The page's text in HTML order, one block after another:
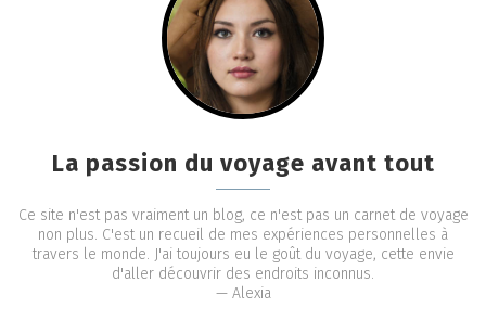
La passion du voyage avant tout
Ce site n'est pas vraiment un blog, ce n'est pas un carnet de voyage
non plus. C'est un recueil de mes expériences personnelles à
travers le monde. J'ai toujours eu le goût du voyage, cette envie
d'aller découvrir des endroits inconnus.
— Alexia